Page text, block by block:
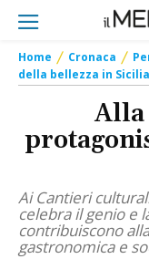
Home Cronaca
della bellezza in Sicilia
Alla
Ai Cantieri
celebra il genio e
contribuiscono
gastronomica e